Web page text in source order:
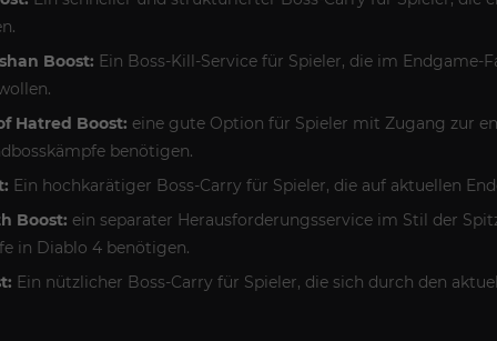
Boost: Ein Boss-Kill-Service für Spieler, die im
Hatred Boost: eine gute Option für Spieler mit Zugang zur
benötigen.
Ein hochkarätiger Boss-Carry für Spieler, die auf aktuellen
Boost: ein separater Herausforderungsservice im Stil der
in Diablo 4 benötigen.
Ein nützlicher Boss-Carry für Spieler, die sich durch den